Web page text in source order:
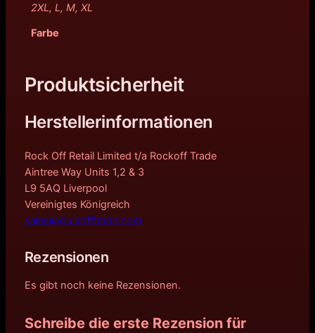
2XL, L, M, XL
Farbe
Produktsicherheit
Herstellerinformationen
Rock Off Retail Limited t/a Rockoff Trade
Aintree Way Units 1,2 & 3
L9 5AQ Liverpool
Vereinigtes Königreich
sales@rockofftrade.com
Rezensionen
Es gibt noch keine Rezensionen.
Schreibe die erste Rezension für